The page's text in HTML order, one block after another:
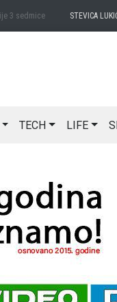
STEVICA LUKIĆ:
TECH LIFE